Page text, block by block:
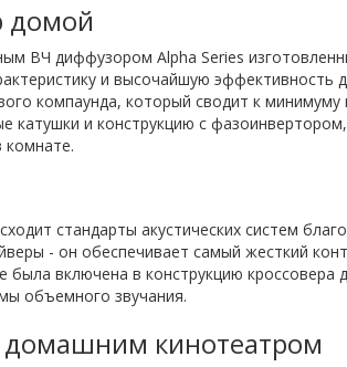
домой
ВЧ диффузором Alpha Series
и высочайшую эффективность
компаунда, который сводит к
катушки и конструкцию с
комнате.
стандарты акустических систем
- он обеспечивает самый жесткий
была включена в конструкцию
объемного звучания.
домашним кинотеатром